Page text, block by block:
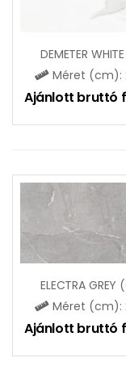
Méret (cm):
Méret (cm):